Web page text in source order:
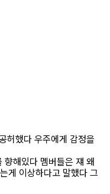
허했다 우주에게 감정을
해있다 멤버들은 쟤 왜
게 이상하다고 말했다 그